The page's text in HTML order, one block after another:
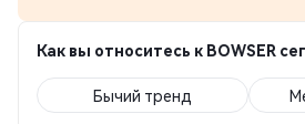
Как вы относитесь к BOWSER
Бычий тренд